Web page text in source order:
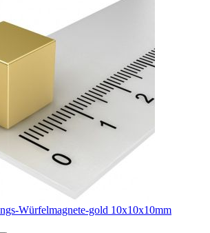
Würfelmagnete-gold 10x10x10mm